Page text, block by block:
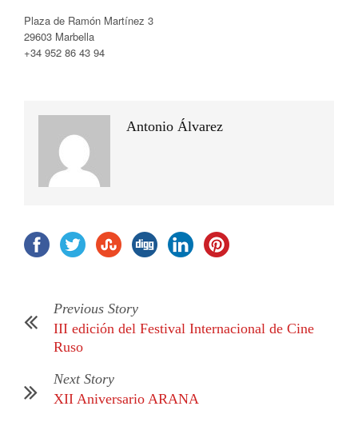
Plaza de Ramón Martínez 3
29603 Marbella
+34 952 86 43 94
Antonio Álvarez
Previous Story
III edición del Festival Internacional de Cine
Ruso
Next Story
XII Aniversario ARANA